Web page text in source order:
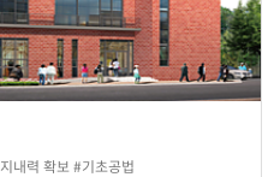
내력 확보 #기초공법